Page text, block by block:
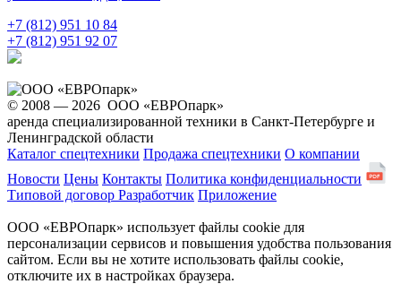
+7 (812) 951 10 84
+7 (812) 951 92 07
© 2008 — 2026 ООО «ЕВРОпарк»
аренда специализированной техники в Санкт-Петербурге и
Ленинградской области
Каталог спецтехники Продажа спецтехники О компании
Новости Цены Контакты Политика конфиденциальности
Типовой договор Разработчик Приложение
ООО «ЕВРОпарк» использует файлы cookie для
персонализации сервисов и повышения удобства пользования
сайтом. Если вы не хотите использовать файлы cookie,
отключите их в настройках браузера.